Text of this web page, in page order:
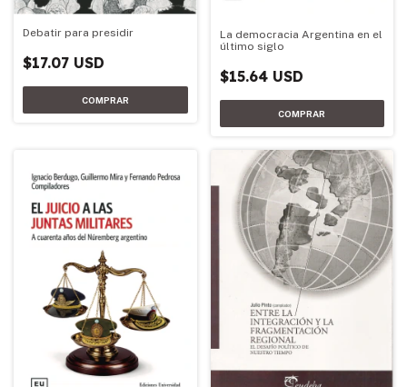
Debatir para presidir
$17.07 USD
La democracia Argentina en el
último siglo
$15.64 USD